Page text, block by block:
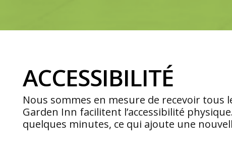
ACCESSIBILITÉ
Nous sommes en mesure de recevoir tous
Garden Inn facilitent l’accessibilité
quelques minutes, ce qui ajoute une